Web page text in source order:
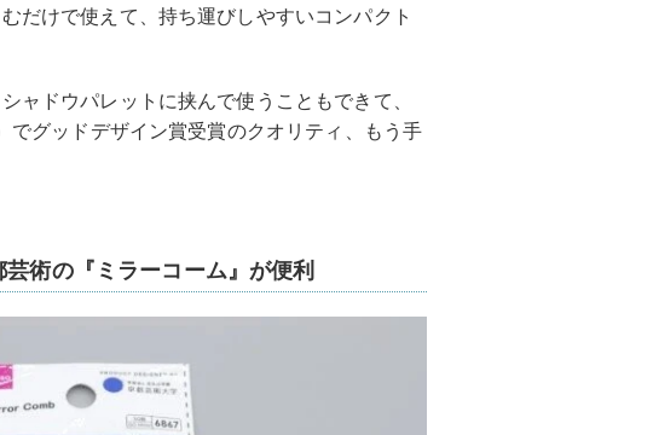
だけで使えて、持ち運びしやすいコンパクト
ャドウパレットに挟んで使うこともできて、
でグッドデザイン賞受賞のクオリティ、もう手
術の『ミラーコーム』が便利